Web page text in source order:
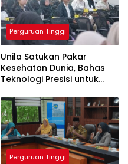
Perguruan Tinggi
Unila Satukan Pakar
Kesehatan Dunia, Bahas
Teknologi Presisi untuk
Medis
Perguruan Tinggi